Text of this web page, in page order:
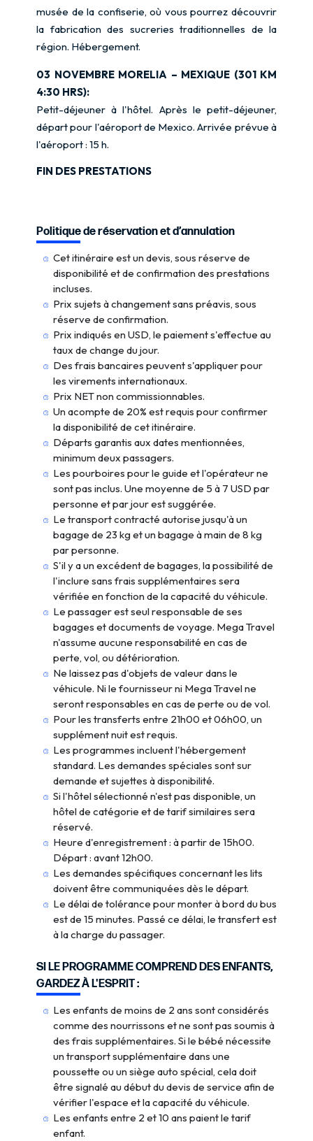
musée de la confiserie, où vous pourrez découvrir
la fabrication des sucreries traditionnelles de la
région. Hébergement.
03 NOVEMBRE MORELIA – MEXIQUE (301 KM
4:30 HRS):
Petit-déjeuner à l'hôtel. Après le petit-déjeuner,
départ pour l'aéroport de Mexico. Arrivée prévue à
l'aéroport : 15 h.
FIN DES PRESTATIONS
Politique de réservation et d’annulation
Cet itinéraire est un devis, sous réserve de
disponibilité et de confirmation des prestations
incluses.
Prix sujets à changement sans préavis, sous
réserve de confirmation.
Prix indiqués en USD, le paiement s'effectue au
taux de change du jour.
Des frais bancaires peuvent s'appliquer pour
les virements internationaux.
Prix NET non commissionnables.
Un acompte de 20% est requis pour confirmer
la disponibilité de cet itinéraire.
Départs garantis aux dates mentionnées,
minimum deux passagers.
Les pourboires pour le guide et l'opérateur ne
sont pas inclus. Une moyenne de 5 à 7 USD par
personne et par jour est suggérée.
Le transport contracté autorise jusqu'à un
bagage de 23 kg et un bagage à main de 8 kg
par personne.
S'il y a un excédent de bagages, la possibilité de
l'inclure sans frais supplémentaires sera
vérifiée en fonction de la capacité du véhicule.
Le passager est seul responsable de ses
bagages et documents de voyage. Mega Travel
n'assume aucune responsabilité en cas de
perte, vol, ou détérioration.
Ne laissez pas d'objets de valeur dans le
véhicule. Ni le fournisseur ni Mega Travel ne
seront responsables en cas de perte ou de vol.
Pour les transferts entre 21h00 et 06h00, un
supplément nuit est requis.
Les programmes incluent l'hébergement
standard. Les demandes spéciales sont sur
demande et sujettes à disponibilité.
Si l'hôtel sélectionné n'est pas disponible, un
hôtel de catégorie et de tarif similaires sera
réservé.
Heure d'enregistrement : à partir de 15h00.
Départ : avant 12h00.
Les demandes spécifiques concernant les lits
doivent être communiquées dès le départ.
Le délai de tolérance pour monter à bord du bus
est de 15 minutes. Passé ce délai, le transfert est
à la charge du passager.
SI LE PROGRAMME COMPREND DES ENFANTS,
GARDEZ À L'ESPRIT :
Les enfants de moins de 2 ans sont considérés
comme des nourrissons et ne sont pas soumis à
des frais supplémentaires. Si le bébé nécessite
un transport supplémentaire dans une
poussette ou un siège auto spécial, cela doit
être signalé au début du devis de service afin de
vérifier l'espace et la capacité du véhicule.
Les enfants entre 2 et 10 ans paient le tarif
enfant.